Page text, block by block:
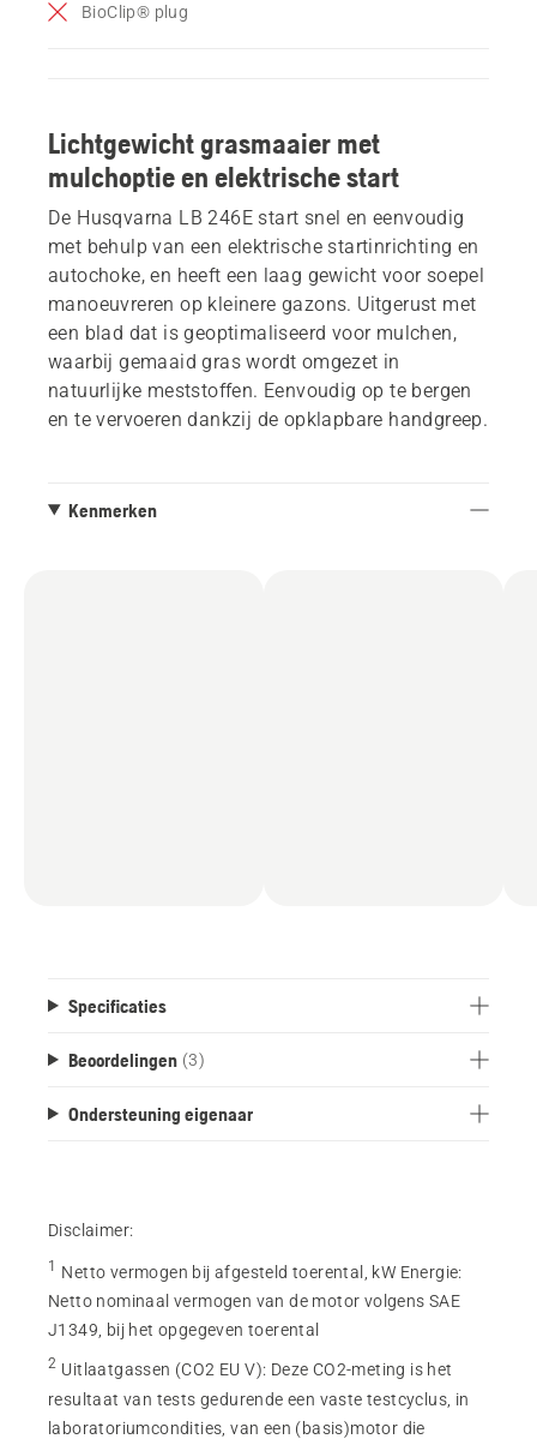
BioClip® plug
Lichtgewicht grasmaaier met
mulchoptie en elektrische start
De Husqvarna LB 246E start snel en eenvoudig
met behulp van een elektrische startinrichting en
autochoke, en heeft een laag gewicht voor soepel
manoeuvreren op kleinere gazons. Uitgerust met
een blad dat is geoptimaliseerd voor mulchen,
waarbij gemaaid gras wordt omgezet in
natuurlijke meststoffen. Eenvoudig op te bergen
en te vervoeren dankzij de opklapbare handgreep.
Kenmerken
Specificaties
Beoordelingen (3)
Ondersteuning eigenaar
Disclaimer:
1 Netto vermogen bij afgesteld toerental, kW Energie:
Netto nominaal vermogen van de motor volgens SAE
J1349, bij het opgegeven toerental
2 Uitlaatgassen (CO2 EU V): Deze CO2-meting is het
resultaat van tests gedurende een vaste testcyclus, in
laboratoriumcondities, van een (basis)motor die